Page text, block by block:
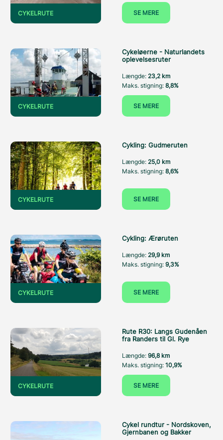
CYKELRUTE SE MERE
CYKELRUTE
Cykeløerne - Naturlandets
oplevelsesruter
Længde: 23,2 km
Maks. stigning: 8,8%
SE MERE
CYKELRUTE
Cykling: Gudmeruten
Længde: 25,0 km
Maks. stigning: 8,6%
SE MERE
CYKELRUTE
Cykling: Ærøruten
Længde: 29,9 km
Maks. stigning: 9,3%
SE MERE
CYKELRUTE
Rute R30: Langs Gudenåen
fra Randers til Gl. Rye
Længde: 96,8 km
Maks. stigning: 10,9%
SE MERE
Cykel rundtur - Nordskoven,
Gjernbanen og Bakker